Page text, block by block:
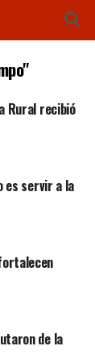
Rural recibió
es servir a la
de la